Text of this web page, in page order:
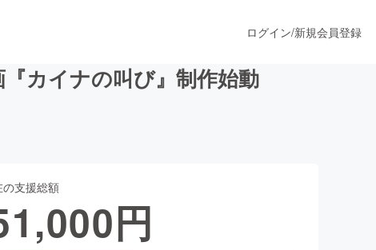
ファッション
ログイン/新規会員登録
カイナの叫び』制作始動
の支援総額
円